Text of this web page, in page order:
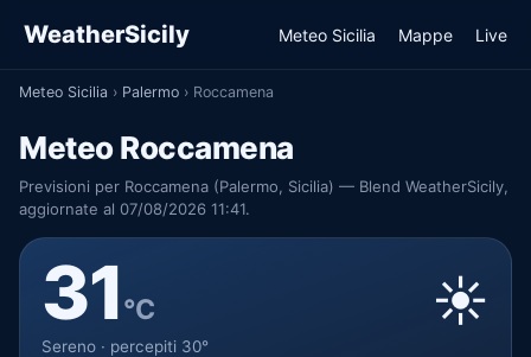
WeatherSicily Meteo Sicilia Mappe Live
Meteo Sicilia › Palermo › Roccamena
Meteo Roccamena
Previsioni per Roccamena (Palermo, Sicilia) — Blend WeatherSicily,
aggiornate al 07/08/2026 11:41.
31°C
Sereno · percepiti 30°
☀️